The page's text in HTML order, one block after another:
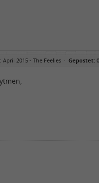
April 2015 - The Feelies · Gepostet: